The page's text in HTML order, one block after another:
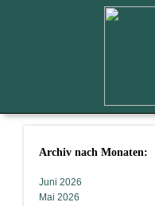
Archiv nach Monaten:
Juni 2026
Mai 2026